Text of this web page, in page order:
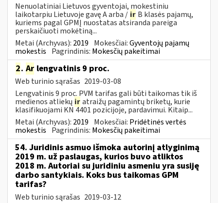
Nenuolatiniai Lietuvos gyventojai, mokestiniu
laikotarpiu Lietuvoje gavę A arba / ir B klasės pajamų,
kuriems pagal GPMĮ nuostatas atsiranda pareiga
perskaičiuoti mokėtiną...
Metai (Archyvas): 2019 Mokesčiai:Gyventojų pajamų
mokestis Pagrindinis: Mokesčių pakeitimai
2. Ar lengvatinis 9 proc.
Web turinio sąrašas 2019-03-08
Lengvatinis 9 proc. PVM tarifas gali būti taikomas tik iš
medienos atliekų iratraižų pagamintų briketų, kurie
klasifikuojami KN 4401 pozicijoje, pardavimui. Kitaip...
Metai (Archyvas): 2019 Mokesčiai: Pridėtinės vertės
mokestis Pagrindinis: Mokesčių pakeitimai
54. Juridinis asmuo išmoka autorinį atlyginimą
2019 m. už paslaugas, kurios buvo atliktos
2018 m. Autoriai su juridiniu asmeniu yra susiję
darbo santykiais. Koks bus taikomas GPM
tarifas?
Web turinio sąrašas 2019-03-12